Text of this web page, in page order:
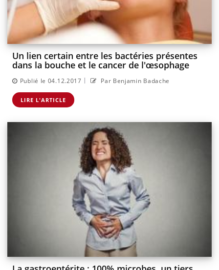
Un lien certain entre les bactéries présentes
dans la bouche et le cancer de l'œsophage
Publié le 04.12.2017 | Par Benjamin Badache
LIRE L'ARTICLE